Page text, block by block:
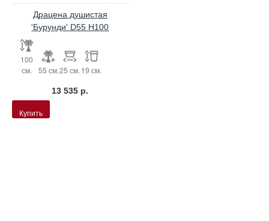
Драцена душистая
'Бурунди' D55 H100
100
см.
55 см.25 см. 19 см.
13 535 р.
Купить